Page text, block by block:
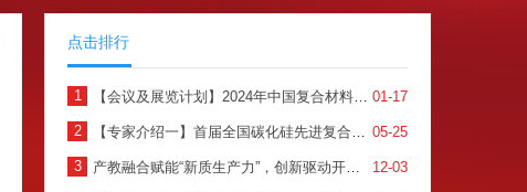
点击排行
1 01-17
【会议及展览计划】2024年中国复合材料工业协会
2 05-25
【专家介绍一】首届全国碳化硅先进复合材料产业发展高端论坛暨产品展示会
3 12-03
产教融合赋能“新质生产力”，创新驱动开创复材新时代——2024年中国复合材料行业年会暨四十周年纪念大会圆满召开